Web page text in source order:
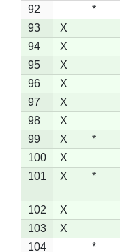
92
*
93
X
94
X
95
X
96
X
97
X
98
X
99
X *
100
X
101
X *
102 X
103
X
104
*